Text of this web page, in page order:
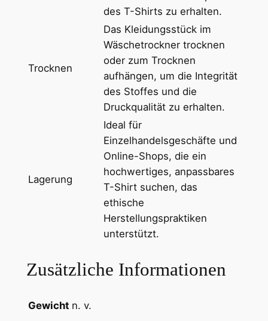
s
t
des T-Shirts zu erhalten.
Trocknen
Das Kleidungsstück im
Wäschetrockner trocknen
oder zum Trocknen
aufhängen, um die Integrität
des Stoffes und die
Druckqualität zu erhalten.
Lagerung
Ideal für
Einzelhandelsgeschäfte und
Online-Shops, die ein
hochwertiges, anpassbares
T-Shirt suchen, das
ethische
Herstellungspraktiken
unterstützt.
Zusätzliche Informationen
Gewicht n. v.